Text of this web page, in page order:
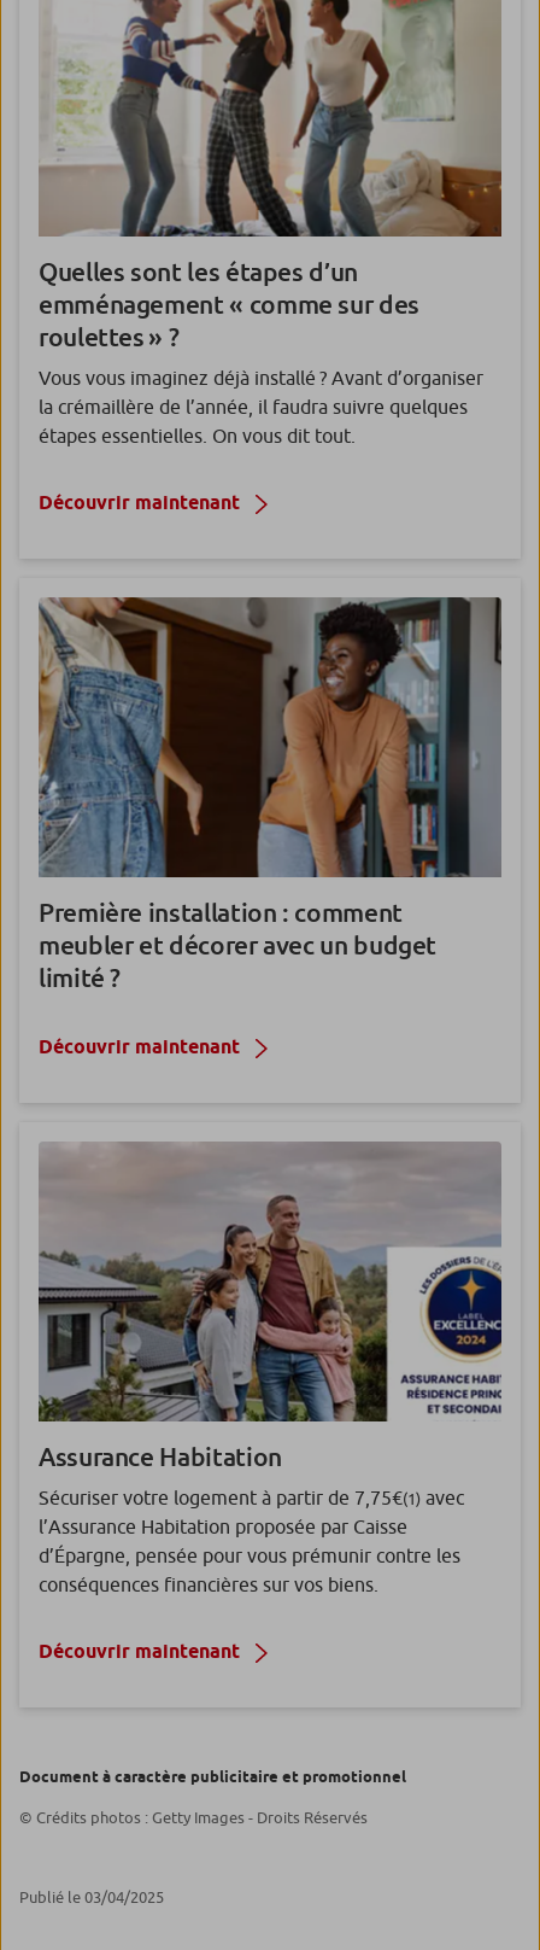
Quelles sont les étapes d’un
emménagement « comme sur des
roulettes » ?
Vous vous imaginez déjà installé ? Avant d’organiser
la crémaillère de l’année, il faudra suivre quelques
étapes essentielles. On vous dit tout.
Découvrir maintenant
Première installation : comment
meubler et décorer avec un budget
limité ?
Découvrir maintenant
Assurance Habitation
Sécuriser votre logement à partir de 7,75€(1) avec
l’Assurance Habitation proposée par Caisse
d’Épargne, pensée pour vous prémunir contre les
conséquences financières sur vos biens.
Découvrir maintenant
Document à caractère publicitaire et promotionnel
© Crédits photos : Getty Images - Droits Réservés
Publié le 03/04/2025